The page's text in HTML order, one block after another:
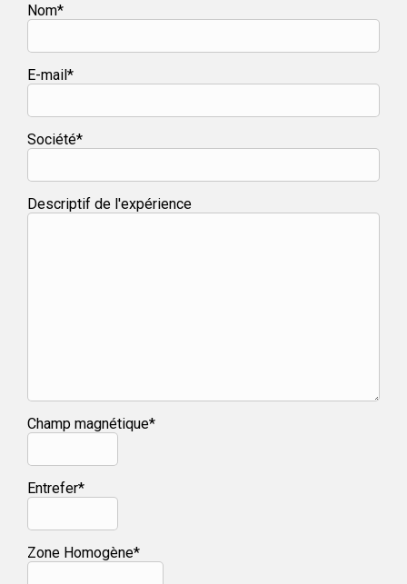
Nom*
E-mail*
Société*
Descriptif de l'expérience
Champ magnétique*
Entrefer*
Zone Homogène*